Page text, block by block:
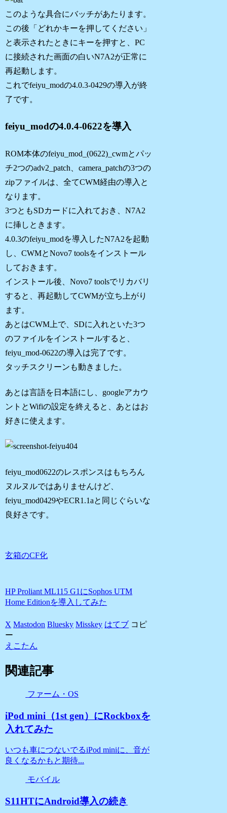
このような具合にバッチがあたります。
この後「どれかキーを押してください」
と表示されたときにキーを押すと、PC
に接続された画面の白いN7A2が正常に
再起動します。
これでfeiyu_modの4.0.3-0429の導入が終
了です。
feiyu_modの4.0.4-0622を導入
ROM本体のfeiyu_mod_(0622)_cwmとパッ
チ2つのadv2_patch、camera_patchの3つの
zipファイルは、全てCWM経由の導入と
なります。
3つともSDカードに入れておき、N7A2
に挿しときます。
4.0.3のfeiyu_modを導入したN7A2を起動
し、CWMとNovo7 toolsをインストール
しておきます。
インストール後、Novo7 toolsでリカバリ
すると、再起動してCWMが立ち上がり
ます。
あとはCWM上で、SDに入れといた3つ
のファイルをインストールすると、
feiyu_mod-0622の導入は完了です。
タッチスクリーンも動きました。
あとは言語を日本語にし、googleアカウ
ントとWifiの設定を終えると、あとはお
好きに使えます。
feiyu_mod0622のレスポンスはもちろん
ヌルヌルではありませんけど、
feiyu_mod0429やECR1.1aと同じぐらいな
良好さです。
玄箱のCF化
HP Proliant ML115 G1にSophos UTM
Home Editionを導入してみた
X Mastodon Bluesky Misskey はてブ コピ
ー
えこたん
関連記事
ファーム・OS
iPod mini（1st gen）にRockboxを
入れてみた
いつも車につないでるiPod miniに、音が
良くなるかもと期待...
モバイル
S11HTにAndroid導入の続き